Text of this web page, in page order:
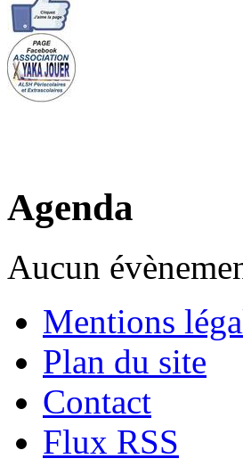
Agenda
Aucun
Mentions
Plan du site
Contact
Flux RSS